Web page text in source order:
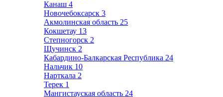
Канаш 4
Новочебоксарск 3
Акмолинская область 25
Кокшетау 13
Степногорск 2
Щучинск 2
Кабардино-Балкарская Республика 24
Нальчик 10
Нарткала 2
Терек 1
Мангистауская область 24